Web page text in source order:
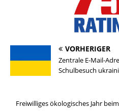
VORHERIGER
Zentrale E-Mail-
Schulbesuch
Freiwilliges ökologisches Jahr